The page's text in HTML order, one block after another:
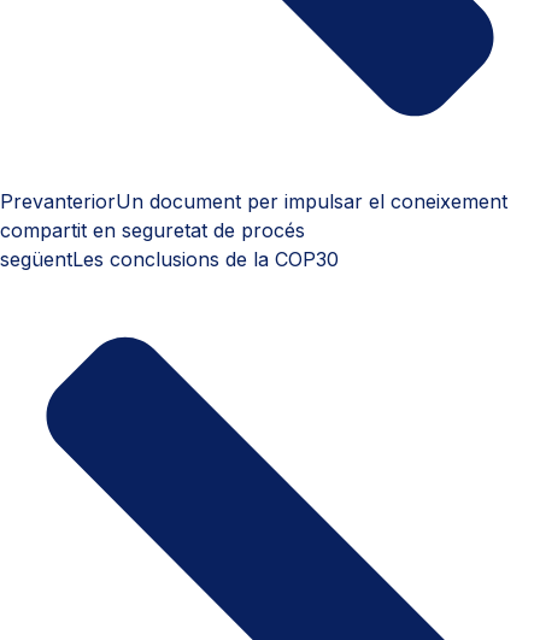
PrevanteriorUn document per impulsar el coneixement
compartit en seguretat de procés
següentLes conclusions de la COP30